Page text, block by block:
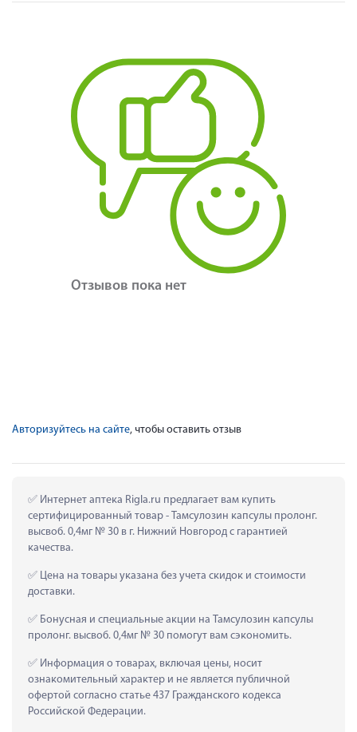
Отзывов пока нет
Авторизуйтесь на сайте, чтобы оставить отзыв
Интернет аптека Rigla.ru предлагает вам купить
сертифицированный товар - Тамсулозин капсулы пролонг.
высвоб. 0,4мг № 30 в г. Нижний Новгород с гарантией
качества.
Цена на товары указана без учета скидок и стоимости
доставки.
Бонусная и специальные акции на Тамсулозин капсулы
пролонг. высвоб. 0,4мг № 30 помогут вам сэкономить.
Информация о товарах, включая цены, носит
ознакомительный характер и не является публичной
офертой согласно статье 437 Гражданского кодекса
Российской Федерации.